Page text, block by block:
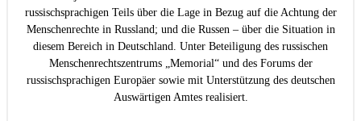
russischsprachigen Teils über die Lage in Bezug auf die Achtung der
Menschenrechte in Russland; und die Russen – über die Situation in
diesem Bereich in Deutschland. Unter Beteiligung des russischen
Menschenrechtszentrums „Memorial“ und des Forums der
russischsprachigen Europäer sowie mit Unterstützung des deutschen
Auswärtigen Amtes realisiert.